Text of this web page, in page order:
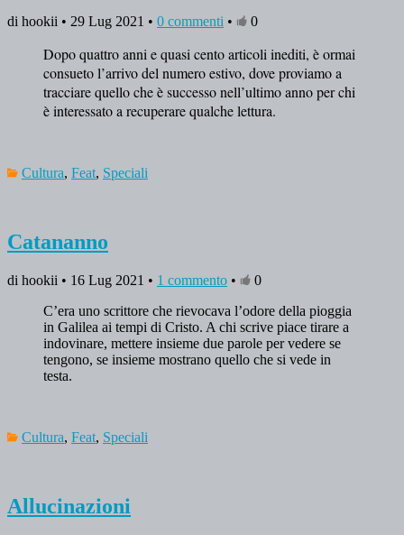
di hookii • 29 Lug 2021 • 0 commenti • 0
Dopo quattro anni e quasi cento articoli inediti, è ormai
consueto l’arrivo del numero estivo, dove proviamo a
tracciare quello che è successo nell’ultimo anno per chi
è interessato a recuperare qualche lettura.
Cultura, Feat, Speciali
Catananno
di hookii • 16 Lug 2021 • 1 commento •
0
C’era uno scrittore che rievocava l’odore della pioggia
in Galilea ai tempi di Cristo. A chi scrive piace tirare a
indovinare, mettere insieme due parole per vedere se
tengono, se insieme mostrano quello che si vede in
testa.
Cultura, Feat, Speciali
Allucinazioni